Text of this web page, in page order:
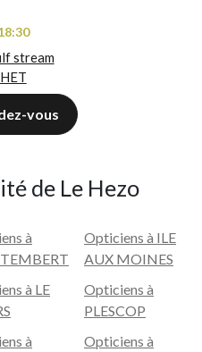
stream
vous
de Le Hezo
à
à LE
à
Opticiens à ILE
AUX MOINES
Opticiens à
PLESCOP
Opticiens à